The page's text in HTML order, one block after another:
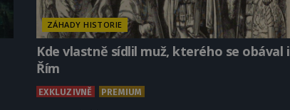
ZÁHADY HISTORIE
Kde vlastně sídlil muž, kterého se obával i
Řím
EXKLUZIVNĚ PREMIUM